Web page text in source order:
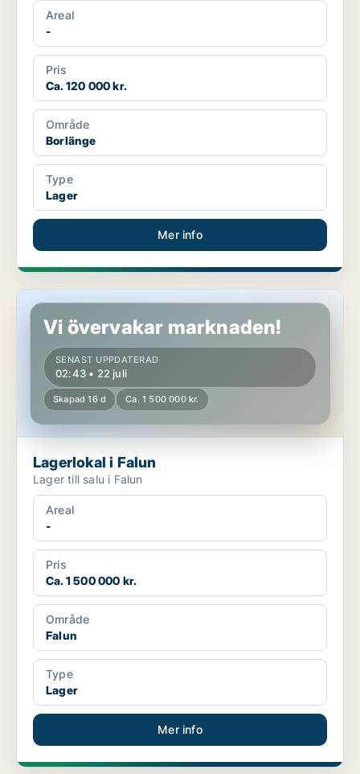
Areal
-
Pris
Ca. 120 000 kr.
Område
Borlänge
Type
Lager
Mer info
Lagerlokal i Falun
Vi övervakar marknaden!
SENAST UPPDATERAD
02:43 • 22 juli
Skapad 16 d Ca. 1 500 000 kr.
Lagerlokal i Falun
Lager till salu i Falun
Areal
-
Pris
Ca. 1 500 000 kr.
Område
Falun
Type
Lager
Mer info